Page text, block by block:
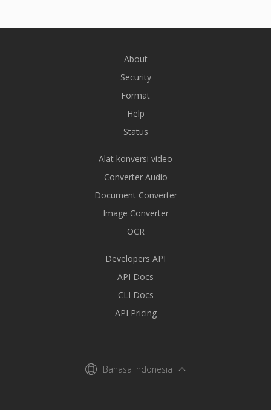
About
Security
Format
Help
Status
Alat konversi video
Converter Audio
Document Converter
Image Converter
OCR
Developers API
API Docs
CLI Docs
API Pricing
Bahasa Indonesia